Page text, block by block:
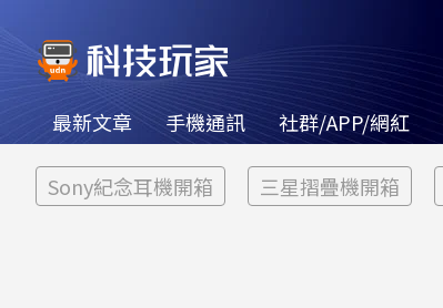
最新文章 手機通訊 社群/APP/網紅
Sony紀念耳機開箱 三星摺疊機開箱